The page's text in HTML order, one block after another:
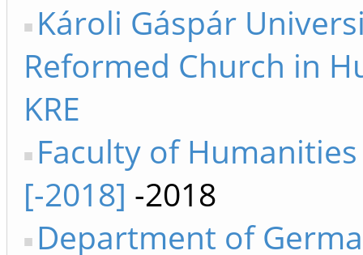
Károli Gáspár
Reformed Church in
KRE
Faculty of Humanities
[-2018] -2018
Department of